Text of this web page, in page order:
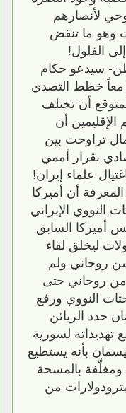
لأنصارهم
وهو ما تنقض
الفلول!
سيدعو حكام
معاً خطط التصدي
أن تختلف
أن
تراوحت بين
بقرار أممي
علماء إيران!
أن أميركا
النووي الإيراني
أميركا السابق
ليخلق لقاء
روحاني ولم
روحاني حتى
النووي ورفع
حدد الزبائن
تهديداته لسورية
بأنه يستطيع
ومغلَّفة بالمسحة
من